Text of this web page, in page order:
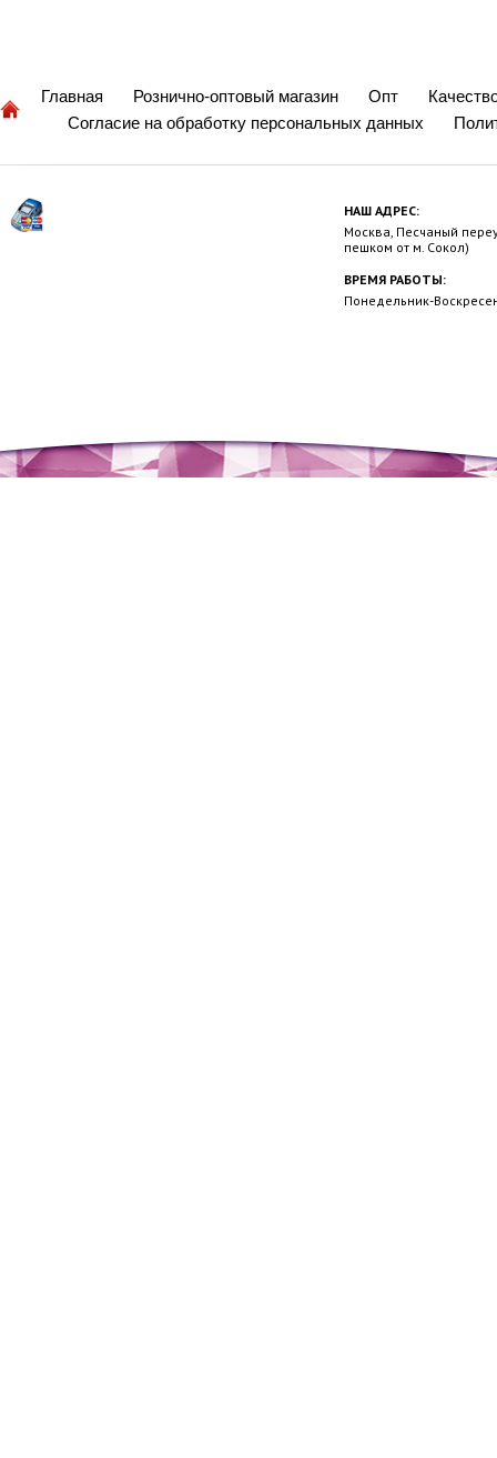
Главная Рознично-оптовый магазин Опт
Согласие на обработку персональных данных
НАШ АДРЕС:
Москва, Песчаный
пешком от м. Сокол)
ВРЕМЯ РАБОТЫ:
Понедельник-